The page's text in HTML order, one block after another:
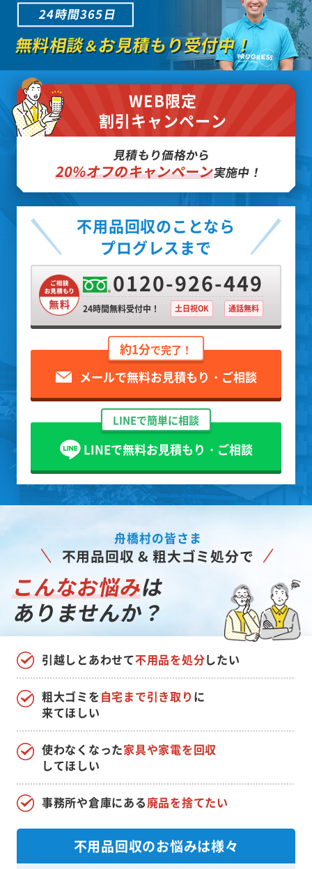
24時間365日
無料相談＆お見積もり受付中！
WEB限定
割引キャンペーン
見積もり価格から
20%オフのキャンペーン実施中！
不用品回収のことなら
プログレスまで
0120-926-449
24時間無料受付中！ 土日祝OK 通話無料
約1分で完了！
メールで無料お見積もり・ご相談
LINEで簡単に相談
LINEで無料お見積もり・ご相談
舟橋村の皆さま
不用品回収 & 粗大ゴミ処分で
こんなお悩みは
ありませんか？
引越しとあわせて不用品を処分したい
使わなくなった家具や家電を回収
してほしい
粗大ゴミを自宅まで引き取り に
来てほしい
事務所や倉庫にある廃品を捨てたい
不用品回収のお悩みは様々